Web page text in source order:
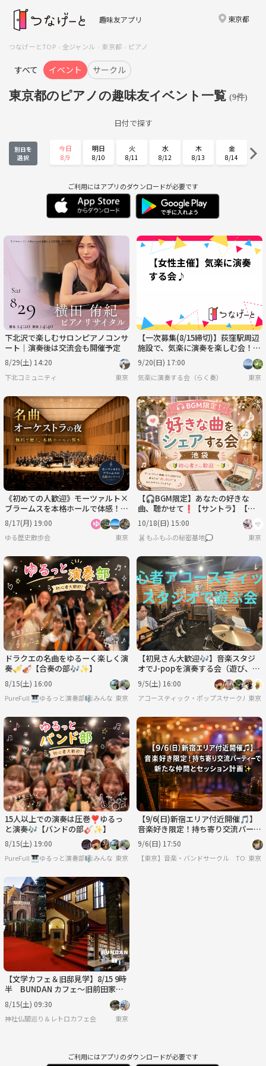
趣味友アプリ 東京都
つなげーとTOP 全ジャンル 東京都 ピアノ
すべて イベント サークル
東京都のピアノの趣味友イベント一覧 (9件)
日付で探す
別日を
選択
今日
8/9
明日
8/10
火
8/11
水
8/12
木
8/13
金
8/14
8/15 8/16 8/17 8/18 8/19
金
8/21
土
8/22
月
8/24
火
8/25
8/27 8/28 8/29 8/30 8/31 9/1
9/2
木
9/3 9/4
土
9/5
日
9/6
月
9/7
ご利用にはアプリのダウンロードが必要です
下北沢で楽しむサロンピアノコンサ
ート｜演奏後は交流会も開催予定
8/29(土) 14:20
下北コミュニティ 東京
【一次募集(8/15締切)】荻窪駅周辺
施設で、気楽に演奏を楽しむ会！楽
器初心者も歓迎✨✨
9/20(日) 17:00
気楽に演奏する会（らく奏） 東京
《初めての人歓迎》モーツァルト×
ブラームスを本格ホールで体感！名
曲オーケストラを聴いてみよう
8/17(月) 19:00
ゆる歴史散歩会 東京
【🎧BGM限定】あなたの好きな
曲、聴かせて❗️【サントラ】【池
袋】【🤗初心者さん歓迎🔰✨】
10/18(日) 15:00
🐰もふもふの秘密基地💭 東京
ドラクエの名曲をゆるーく楽しく演
奏🎺🎻【合奏の部🎶✨】
8/15(土) 16:00
PureFull 🎹ゆるっと演奏部🎼みんなで音を合わせる楽しさを🌿
東京
【初見さん大歓迎🎶】音楽スタジ
オでJ-popを演奏する会（遊び、ア
コースティック）初心者・ボーカル
歓迎
9/5(土) 16:00
アコースティック・ポップスサークル 輪
東京
15人以上での演奏は圧巻❣️ゆるっ
と演奏🎶【バンドの部🎸✨️】
8/15(土) 19:00
PureFull 🎹ゆるっと演奏部🎼みんなで音を合わせる楽しさを🌿
東京
【9/6(日)新宿エリア付近開催🎵】
音楽好き限定！持ち寄り交流パーテ
ィーで新たな仲間とセッション計画
✨
9/6(日) 17:50
【東京】音楽・バンドサークル TOKYO東京
【文学カフェ＆旧邸見学】8/15 9時
半 BUNDAN カフェ～旧前田家本
邸！【常連者参加費還元！】
8/15(土) 09:30
神社仏閣巡り＆レトロカフェ会 東京
ご利用にはアプリのダウンロードが必要です